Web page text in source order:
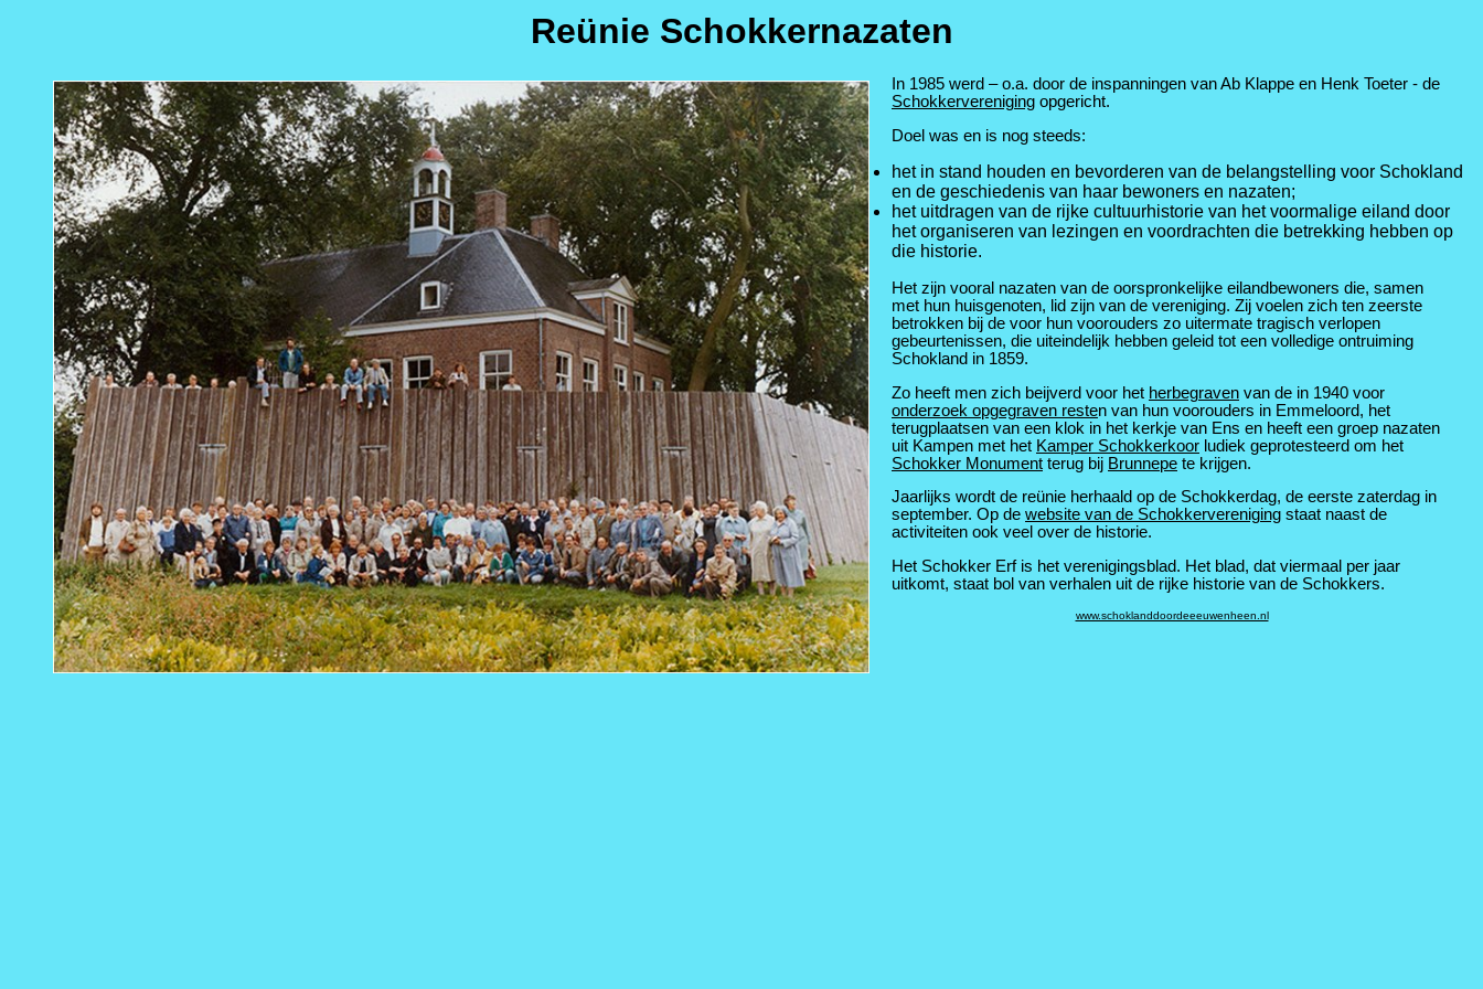
Reünie Schokkernazaten
In 1985 werd – o.a. door de inspanningen van Ab Klappe en Henk Toeter - de
Schokkervereniging opgericht.
Doel was en is nog steeds:
het in stand houden en bevorderen van de belangstelling voor Schokland
en de geschiedenis van haar bewoners en nazaten;
het uitdragen van de rijke cultuurhistorie van het voormalige eiland door
het organiseren van lezingen en voordrachten die betrekking hebben op
die historie.
Het zijn vooral nazaten van de oorspronkelijke eilandbewoners die, samen
met hun huisgenoten, lid zijn van de vereniging. Zij voelen zich ten zeerste
betrokken bij de voor hun voorouders zo uitermate tragisch verlopen
gebeurtenissen, die uiteindelijk hebben geleid tot een volledige ontruiming
Schokland in 1859.
Zo heeft men zich beijverd voor het herbegraven van de in 1940 voor
onderzoek opgegraven resten van hun voorouders in Emmeloord, het
terugplaatsen van een klok in het kerkje van Ens en heeft een groep nazaten
uit Kampen met het Kamper Schokkerkoor ludiek geprotesteerd om het
Schokker Monument terug bij Brunnepe te krijgen.
Jaarlijks wordt de reünie herhaald op de Schokkerdag, de eerste zaterdag in
september. Op de website van de Schokkervereniging staat naast de
activiteiten ook veel over de historie.
Het Schokker Erf is het verenigingsblad. Het blad, dat viermaal per jaar
uitkomt, staat bol van verhalen uit de rijke historie van de Schokkers.
www.schoklanddoordeeeuwenheen.nl